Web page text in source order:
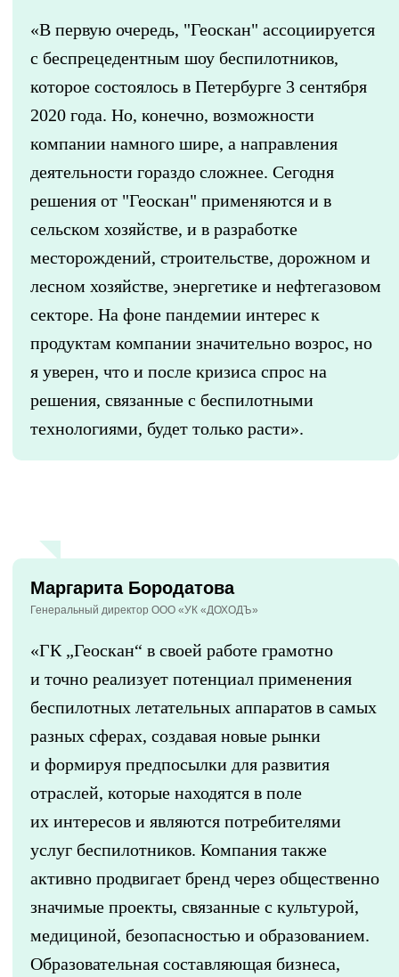
«В первую очередь, "Геоскан" ассоциируется
с беспрецедентным шоу беспилотников,
которое состоялось в Петербурге 3 сентября
2020 года. Но, конечно, возможности
компании намного шире, а направления
деятельности гораздо сложнее. Сегодня
решения от "Геоскан" применяются и в
сельском хозяйстве, и в разработке
месторождений, строительстве, дорожном и
лесном хозяйстве, энергетике и нефтегазовом
секторе. На фоне пандемии интерес к
продуктам компании значительно возрос, но
я уверен, что и после кризиса спрос на
решения, связанные с беспилотными
технологиями, будет только расти».
Маргарита Бородатова
Генеральный директор ООО «УК «ДОХОДЪ»
«ГК „Геоскан“ в своей работе грамотно
и точно реализует потенциал применения
беспилотных летательных аппаратов в самых
разных сферах, создавая новые рынки
и формируя предпосылки для развития
отраслей, которые находятся в поле
их интересов и являются потребителями
услуг беспилотников. Компания также
активно продвигает бренд через общественно
значимые проекты, связанные с культурой,
медициной, безопасностью и образованием.
Образовательная составляющая бизнеса,